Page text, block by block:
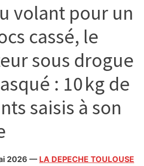
volant pour un
cassé, le
sous drogue
: 10 kg de
saisis à son
2026 — LA DEPECHE TOULOUSE